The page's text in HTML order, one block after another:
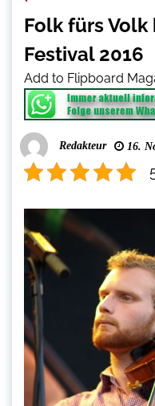
Folk fürs Volk
Festival 2016
Add to Flipboard
Redakteur 16.